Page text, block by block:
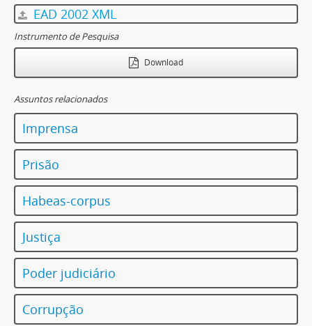
EAD 2002 XML
Instrumento de Pesquisa
Download
Assuntos relacionados
Imprensa
Prisão
Habeas-corpus
Justiça
Poder judiciário
Corrupção